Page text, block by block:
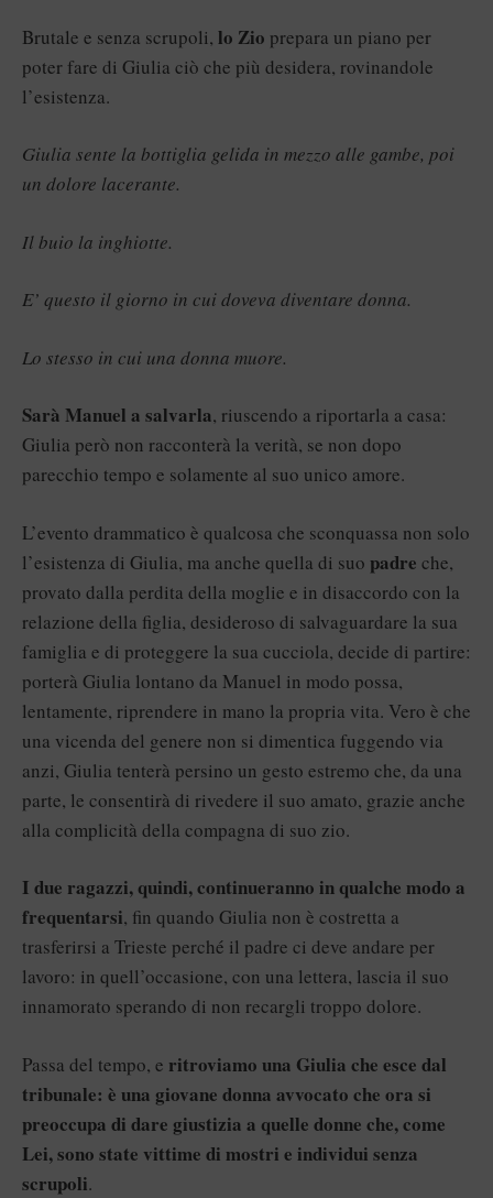
Brutale e senza scrupoli, lo Zio prepara un piano per
poter fare di Giulia ciò che più desidera, rovinandole
l’esistenza.
Giulia sente la bottiglia gelida in mezzo alle gambe, poi
un dolore lacerante.
Il buio la inghiotte.
E’ questo il giorno in cui doveva diventare donna.
Lo stesso in cui una donna muore.
Sarà Manuel a salvarla, riuscendo a riportarla a casa:
Giulia però non racconterà la verità, se non dopo
parecchio tempo e solamente al suo unico amore.
L’evento drammatico è qualcosa che sconquassa non solo
l’esistenza di Giulia, ma anche quella di suo padre che,
provato dalla perdita della moglie e in disaccordo con la
relazione della figlia, desideroso di salvaguardare la sua
famiglia e di proteggere la sua cucciola, decide di partire:
porterà Giulia lontano da Manuel in modo possa,
lentamente, riprendere in mano la propria vita. Vero è che
una vicenda del genere non si dimentica fuggendo via
anzi, Giulia tenterà persino un gesto estremo che, da una
parte, le consentirà di rivedere il suo amato, grazie anche
alla complicità della compagna di suo zio.
I due ragazzi, quindi, continueranno in qualche modo a
frequentarsi, fin quando Giulia non è costretta a
trasferirsi a Trieste perché il padre ci deve andare per
lavoro: in quell’occasione, con una lettera, lascia il suo
innamorato sperando di non recargli troppo dolore.
Passa del tempo, e ritroviamo una Giulia che esce dal
tribunale: è una giovane donna avvocato che ora si
preoccupa di dare giustizia a quelle donne che, come
Lei, sono state vittime di mostri e individui senza
scrupoli.